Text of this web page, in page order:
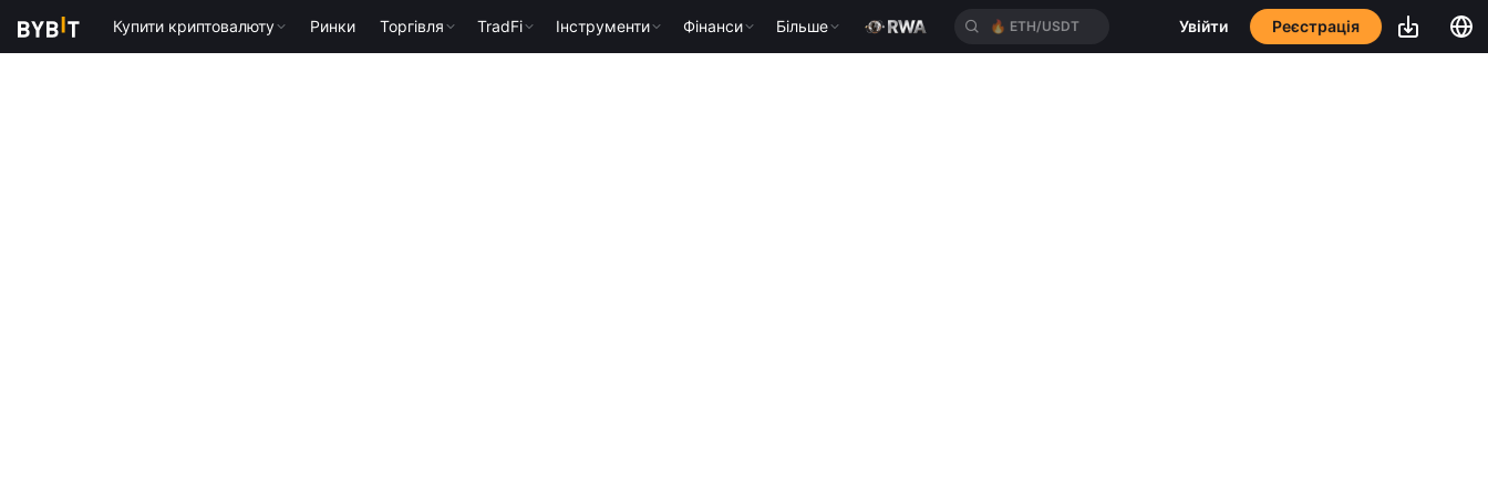
Купити криптовалюту Ринки Торгівля TradFi Інструменти Фінанси Більше 🔥 ETH/USDT Увійти Реєстрація